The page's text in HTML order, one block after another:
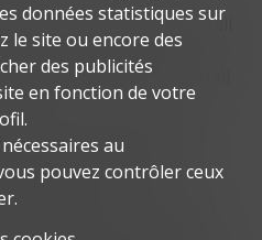
sono First Avenue Mall
Centre Me'aisem (10
Village (8 minuti) e Mall
sono Aster Medical
Parkview Hospital (10
(15 minuti).
Ali School, una scuola
données statistiques sur
le site ou encore des
des publicités
en fonction de votre
au
pouvez contrôler ceux